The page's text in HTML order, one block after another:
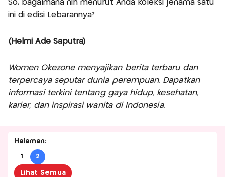
So, bagaimana nih menurut Anda koleksi jenama satu
ini di edisi Lebarannya?
(Helmi Ade Saputra)
Women Okezone menyajikan berita terbaru dan
terpercaya seputar dunia perempuan. Dapatkan
informasi terkini tentang gaya hidup, kesehatan,
karier, dan inspirasi wanita di Indonesia.
Halaman:
1 2
Lihat Semua